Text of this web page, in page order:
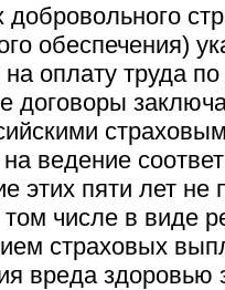
добровольного
обеспечения)
оплату труда
договоры
ведение
этих пяти лет
числе в виде
страховых
вреда здоровью